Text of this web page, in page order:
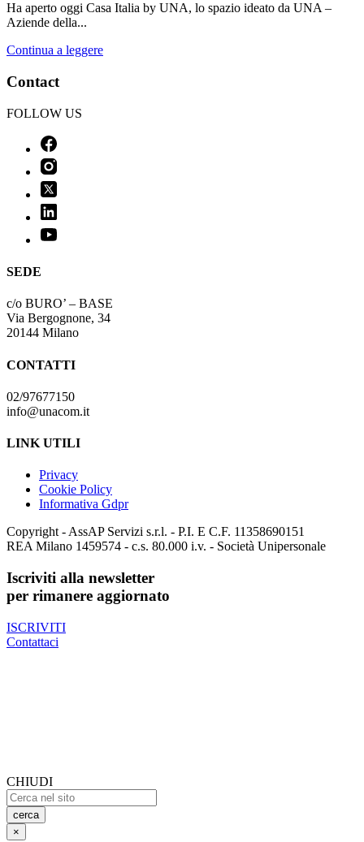
Ha aperto oggi Casa Italia by UNA, lo spazio ideato da UNA –
Aziende della...
Continua a leggere
Contact
FOLLOW US
SEDE
c/o BURO’ – BASE
Via Bergognone, 34
20144 Milano
CONTATTI
02/97677150
info@unacom.it
LINK UTILI
Privacy
Cookie Policy
Informativa Gdpr
Copyright - AssAP Servizi s.r.l. - P.I. E C.F. 11358690151
REA Milano 1459574 - c.s. 80.000 i.v. - Società Unipersonale
Iscriviti alla newsletter
per rimanere aggiornato
ISCRIVITI
Contattaci
CHIUDI
cerca
×